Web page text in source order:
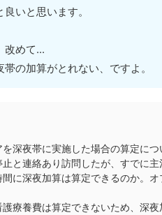
いと思います。
改めて...
の加算がとれない、ですよ。
を深夜帯に実施した場合の算定
と連絡あり訪問したが、すでに
に深夜加算は算定できるのか。オ
療養費は算定できないため、深